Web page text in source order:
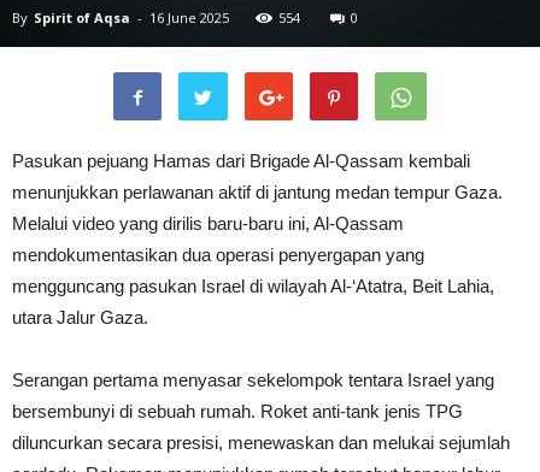
By Spirit of Aqsa - 16 June 2025 554 0
Pasukan pejuang Hamas dari Brigade Al-Qassam kembali
menunjukkan perlawanan aktif di jantung medan tempur Gaza.
Melalui video yang dirilis baru-baru ini, Al-Qassam
mendokumentasikan dua operasi penyergapan yang
mengguncang pasukan Israel di wilayah Al-‘Atatra, Beit Lahia,
utara Jalur Gaza.
Serangan pertama menyasar sekelompok tentara Israel yang
bersembunyi di sebuah rumah. Roket anti-tank jenis TPG
diluncurkan secara presisi, menewaskan dan melukai sejumlah